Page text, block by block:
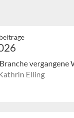
vergangene
Elling